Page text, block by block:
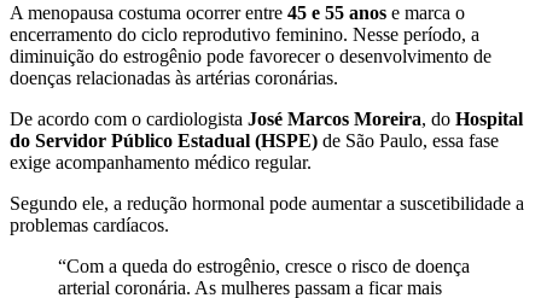
A menopausa costuma ocorrer entre 45 e 55 anos e marca o
encerramento do ciclo reprodutivo feminino. Nesse período, a
diminuição do estrogênio pode favorecer o desenvolvimento de
doenças relacionadas às artérias coronárias.
De acordo com o cardiologista José Marcos Moreira, do Hospital
do Servidor Público Estadual (HSPE) de São Paulo, essa fase
exige acompanhamento médico regular.
Segundo ele, a redução hormonal pode aumentar a suscetibilidade a
problemas cardíacos.
“Com a queda do estrogênio, cresce o risco de doença
arterial coronária. As mulheres passam a ficar mais